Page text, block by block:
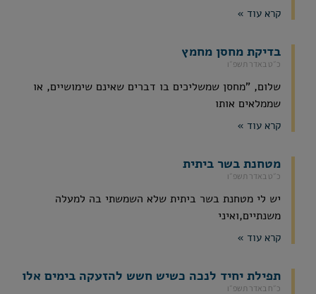
קרא עוד »
בדיקת מחסן מחמץ
כ״ט באדר תשפ״ו
שלום, "מחסן שמשליכים בו דברים שאינם שימושיים, או
שממלאים אותו
קרא עוד »
מטחנת בשר ביתית
כ״ט באדר תשפ״ו
יש לי מטחנת בשר ביתית שלא השמשתי בה למעלה
משנתיים,ואיני
קרא עוד »
תפילת יחיד לנכה כשיש חשש להזעקה בימים אלו
כ״ח באדר תשפ״ו